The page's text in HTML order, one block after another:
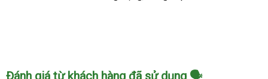
Đánh giá từ khách hàng đã sử dụng 🗣️